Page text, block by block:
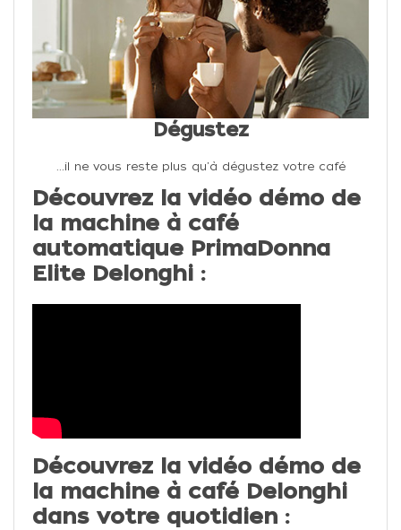
Dégustez
...il ne vous reste plus qu'à dégustez votre café
Découvrez la vidéo démo de
la machine à café
automatique PrimaDonna
Elite Delonghi :
Découvrez la vidéo démo de
la machine à café Delonghi
dans votre quotidien :